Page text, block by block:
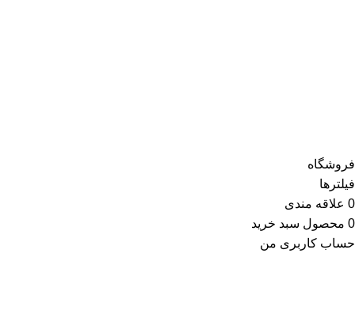
فروشگاه
فیلترها
0 علاقه مندی
0 محصول سبد خرید
حساب کاربری من